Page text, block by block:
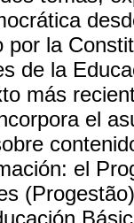
por la
de la
más
el
el